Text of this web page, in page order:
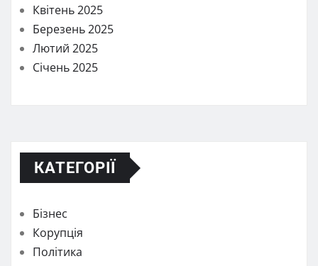
Квітень 2025
Березень 2025
Лютий 2025
Січень 2025
КАТЕГОРІЇ
Бізнес
Корупція
Політика